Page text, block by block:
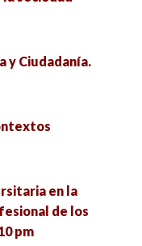
sociales, 6:00
e Innovación
6:10 pm
desde el
la
del
y Ciudadanía.
en la
de los
pm